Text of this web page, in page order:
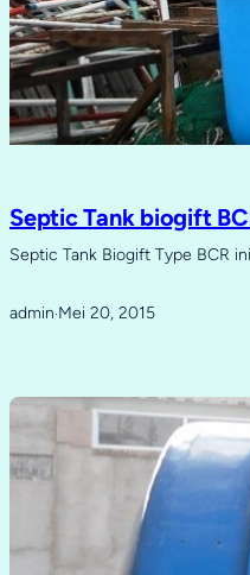
Septic Tank biogift
Septic Tank Biogift Type BCR
admin·Mei 20, 2015